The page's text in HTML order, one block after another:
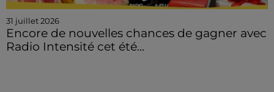
31 juillet 2026
Encore de nouvelles chances de gagner avec
Radio Intensité cet été...